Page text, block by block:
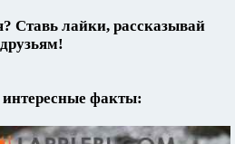
Ставь лайки, рассказывай
друзьям!
факты: